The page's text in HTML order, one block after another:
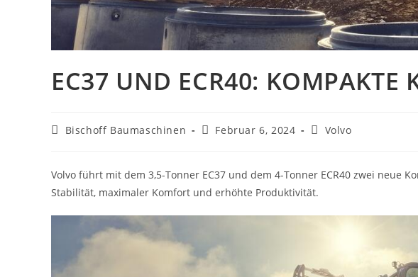
EC37 UND ECR40: KOMPAKTE
Beitrags-
Bischoff Baumaschinen
Beitrag
Februar 6, 2024
Beitrags-
Volvo
Volvo führt mit dem 3,5-Tonner EC37 und dem 4-Tonner ECR40 zwei neue
Stabilität, maximaler Komfort und erhöhte Produktivität.